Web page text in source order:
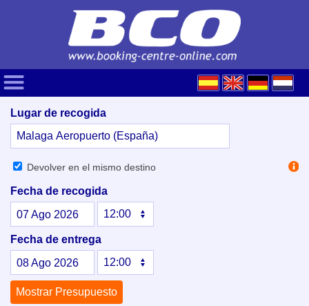
Lugar de recogida
Devolver en el mismo destino
Fecha de recogida
07Ago2026
Fecha de entrega
08Ago2026